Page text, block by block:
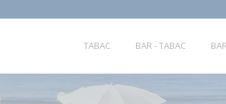
TABAC BAR - TABAC